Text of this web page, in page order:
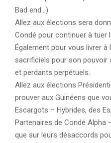
Bad end…)
Allez aux élections sera
Condé pour continuer à tuer
Également pour vous livrer
sacrificiels pour son pouvoir
et perdants perpétuels.
Allez aux élections
prouver aux Guinéens que
Escargots – Hybrides, des
Partenaires de Condé Alpha
que sur leurs désaccords